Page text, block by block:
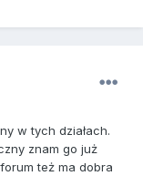
w tych działach.
znam go już
też ma dobra